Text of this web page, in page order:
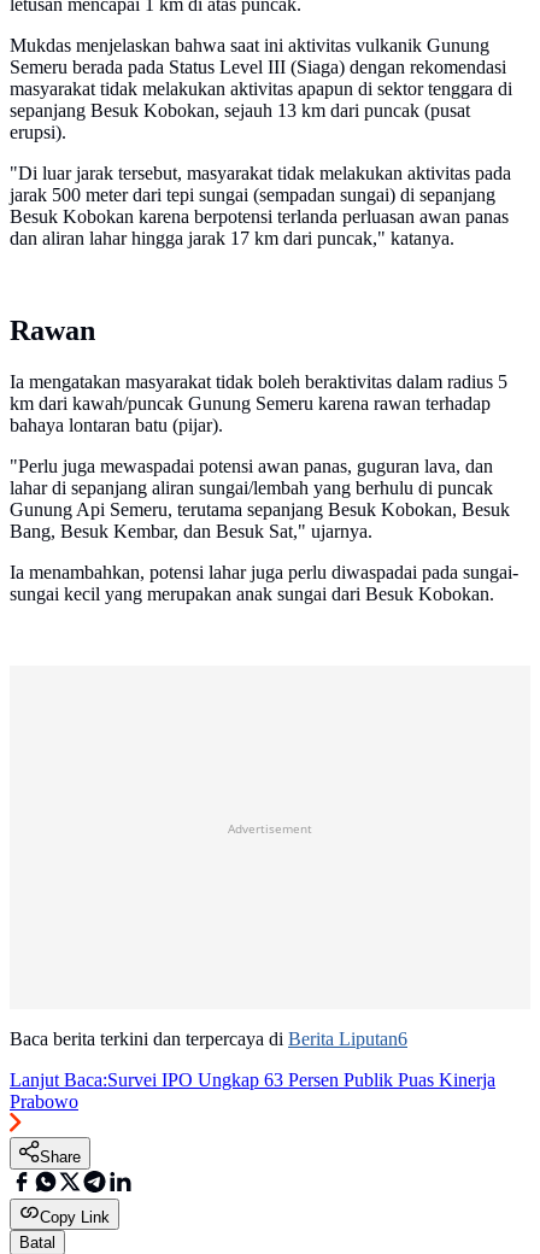
letusan mencapai 1 km di atas puncak.
Mukdas menjelaskan bahwa saat ini aktivitas vulkanik Gunung
Semeru berada pada Status Level III (Siaga) dengan rekomendasi
masyarakat tidak melakukan aktivitas apapun di sektor tenggara di
sepanjang Besuk Kobokan, sejauh 13 km dari puncak (pusat
erupsi).
"Di luar jarak tersebut, masyarakat tidak melakukan aktivitas pada
jarak 500 meter dari tepi sungai (sempadan sungai) di sepanjang
Besuk Kobokan karena berpotensi terlanda perluasan awan panas
dan aliran lahar hingga jarak 17 km dari puncak," katanya.
Rawan
Ia mengatakan masyarakat tidak boleh beraktivitas dalam radius 5
km dari kawah/puncak Gunung Semeru karena rawan terhadap
bahaya lontaran batu (pijar).
"Perlu juga mewaspadai potensi awan panas, guguran lava, dan
lahar di sepanjang aliran sungai/lembah yang berhulu di puncak
Gunung Api Semeru, terutama sepanjang Besuk Kobokan, Besuk
Bang, Besuk Kembar, dan Besuk Sat," ujarnya.
Ia menambahkan, potensi lahar juga perlu diwaspadai pada sungai-
sungai kecil yang merupakan anak sungai dari Besuk Kobokan.
Advertisement
Baca berita terkini dan terpercaya di Berita Liputan6
Lanjut Baca:Survei IPO Ungkap 63 Persen Publik Puas Kinerja
Prabowo
Share
Copy Link
Batal